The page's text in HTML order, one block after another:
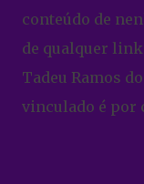
conteúdo de
de qualquer
Tadeu Ramos
vinculado é por